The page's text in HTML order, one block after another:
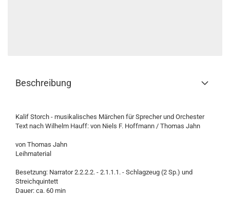
Beschreibung
Kalif Storch - musikalisches Märchen für Sprecher und Orchester
​Text nach Wilhelm Hauff: von Niels F. Hoffmann / Thomas Jahn
von Thomas Jahn
Leihmaterial
Besetzung: Narrator 2.2.2.2. - 2.1.1.1. - Schlagzeug (2 Sp.) und
Streichquintett
Dauer: ca. 60 min